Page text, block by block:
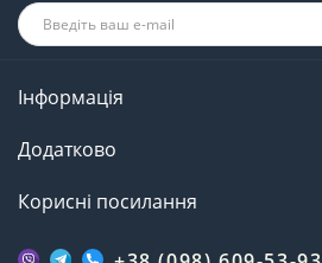
Інформація
Додатково
Корисні посилання